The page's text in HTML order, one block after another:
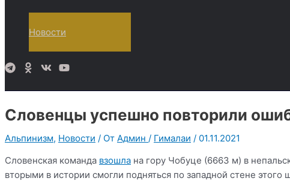
Новости
Словенцы успешно повторили
Альпинизм, Новости / От Админ / Гималаи / 01.11.2021
Словенская команда взошла на гору Чобуце (6663 м) в
вторыми в истории смогли подняться по западной стене